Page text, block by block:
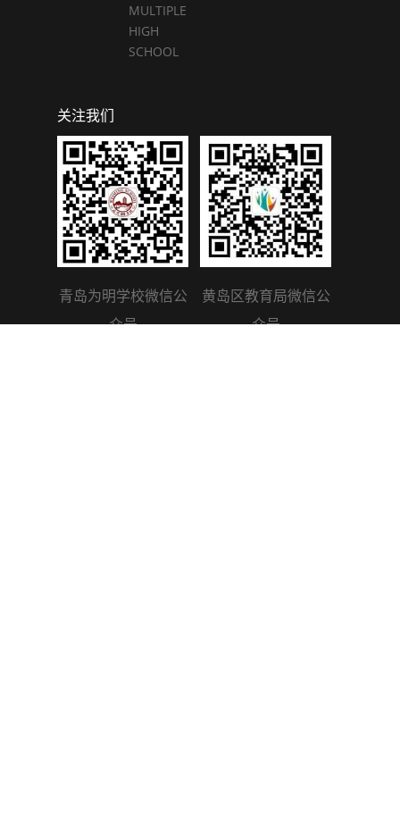
MULTIPLE
HIGH
SCHOOL
关注我们
青岛为明学校微信公
众号
黄岛区教育局微信公
众号